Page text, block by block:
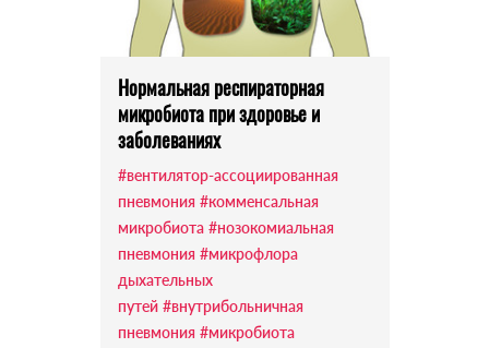
Нормальная респираторная
микробиота при здоровье и
заболеваниях
#вентилятор-ассоциированная
пневмония #комменсальная
микробиота #нозокомиальная
пневмония #микрофлора
дыхательных
путей #внутрибольничная
пневмония #микробиота